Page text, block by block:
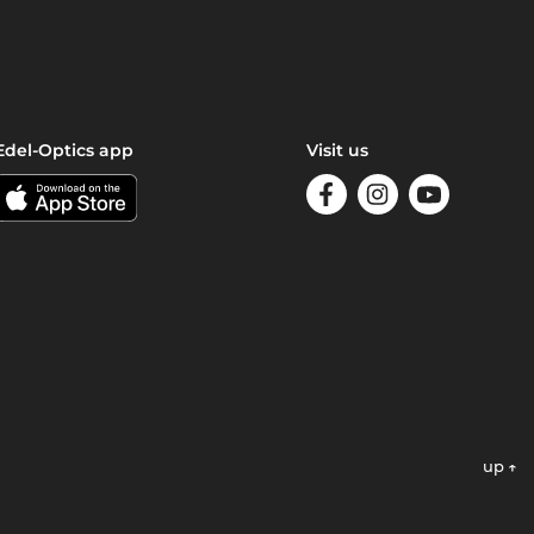
Optics app Visit us
up